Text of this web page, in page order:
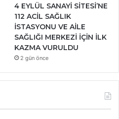
4 EYLÜL SANAYİ SİTESİ’NE
112 ACİL SAĞLIK
İSTASYONU VE AİLE
SAĞLIĞI MERKEZİ İÇİN İLK
KAZMA VURULDU
2 gün önce